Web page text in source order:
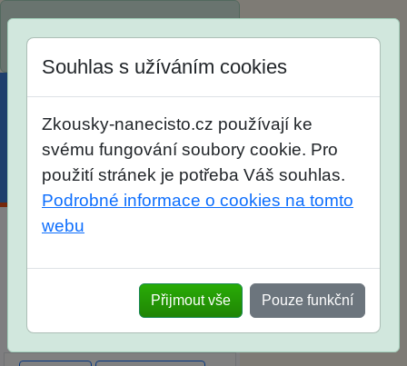
Menu Účet Košík
po skutečných přijímacích
zkouškách
Souhlas s užíváním cookies
Zkousky-nanecisto.cz používají ke
svému fungování soubory cookie. Pro
použití stránek je potřeba Váš souhlas.
Podrobné informace o cookies na tomto
webu
Přijmout vše Pouze funkční